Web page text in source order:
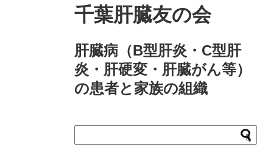
千葉肝臓友の会
肝臓病（B型肝炎・C型肝
炎・肝硬変・肝臓がん等）
の患者と家族の組織